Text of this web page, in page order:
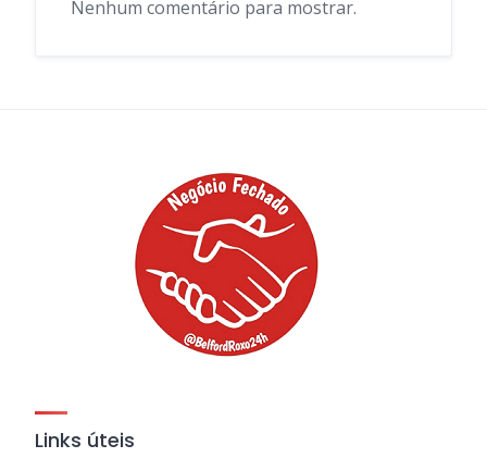
Nenhum comentário para mostrar.
Links úteis